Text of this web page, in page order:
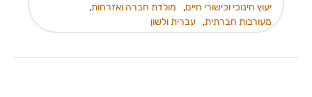
יעוץ חינוכי וכישורי חיים, מולדת חברה ואזרחות,
מעורבות חברתית, עברית ולשון